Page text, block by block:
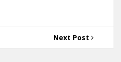
Next Post